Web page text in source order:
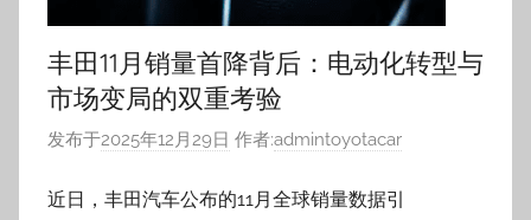
丰田11月销量首降背后：电动化转型与
市场变局的双重考验
发布于2025年12月29日 作者:admintoyotacar
近日，丰田汽车公布的11月全球销量数据引